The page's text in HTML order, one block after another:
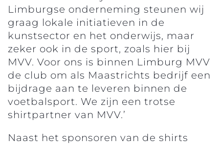
Limburgse onderneming steunen wij
graag lokale initiatieven in de
kunstsector en het onderwijs, maar
zeker ook in de sport, zoals hier bij
MVV. Voor ons is binnen Limburg MVV
de club om als Maastrichts bedrijf een
bijdrage aan te leveren binnen de
voetbalsport. We zijn een trotse
shirtpartner van MVV.’
Naast het sponsoren van de shirts